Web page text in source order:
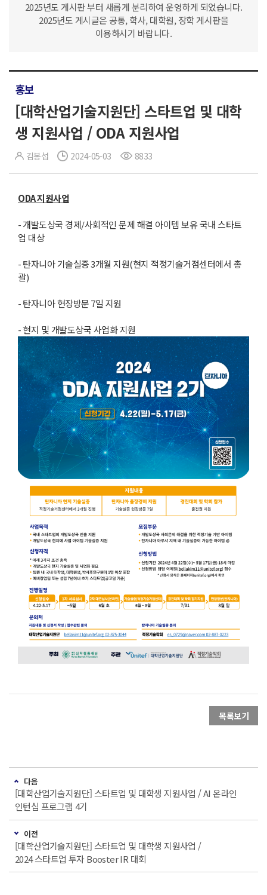
2025년도 게시판 부터 새롭게 분리하여 운영하게 되었습니다.
2025년도 게시글은 공통, 학사, 대학원, 장학 게시판을
이용하시기 바랍니다.
홍보
[대학산업기술지원단] 스타트업 및 대학
생 지원사업 / ODA 지원사업
김봉섭 2024-05-03 8833
ODA지원사업
-개발도상국 경제/사회적인 문제 해결 아이템 보유 국내 스타트
업 대상
-탄자니아 기술실증3개월 지원(현지 적정기술거점센터에서 총
괄)
-탄자니아 현장방문7일 지원
-현지 및 개발도상국 사업화 지원
목록보기
다음
[대학산업기술지원단] 스타트업 및 대학생 지원사업 / AI 온라인
인턴십 프로그램 4기
이전
[대학산업기술지원단] 스타트업 및 대학생 지원사업 /
2024 스타트업 투자 Booster IR 대회